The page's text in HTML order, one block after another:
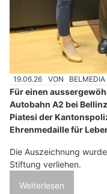
19.06.26 VON
Für einen
Autobahn A2 bei
Piatesi der
Ehrenmedaille für
Die Auszeichnung
Stiftung verliehen.
Weiterlesen